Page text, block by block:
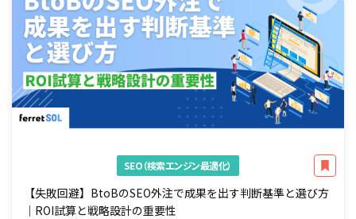
SEO（検索エンジン最適化）
【失敗回避】BtoBのSEO外注で成果を出す判断基準と選び方
｜ROI試算と戦略設計の重要性